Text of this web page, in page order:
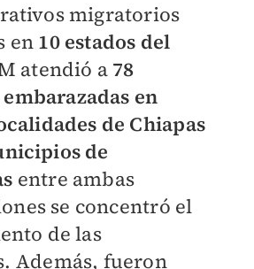
migratorios
en 10 estados del
atendió a78
en
de Chiapas
de
entre ambas
se concentró el
de las
Además, fueron